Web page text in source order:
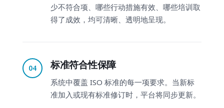
少不符合项、哪些行动措施有效、哪些培训取
得了成效，均可清晰、透明地呈现。
04 标准符合性保障
系统中覆盖 ISO 标准的每一项要求。当新标
准加入或现有标准修订时，平台将同步更新。